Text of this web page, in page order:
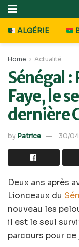
ALGÉRIE
Home Actualité
Sénégal
Faye, le
dernière
by Patrice 30/
Deux ans après
Lionceaux du
nouveau les
il est le seul
parcours pour